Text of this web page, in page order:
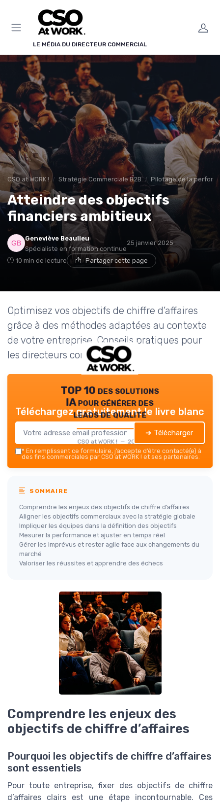
LE MÉDIA DU DIRECTEUR COMMERCIAL
CSO at WORK ! Stratégie Commerciale B2B Pilotage de la
Atteindre des objectifs
financiers ambitieux
Geneviève Beaulieu
Spécialiste en formation continue
25 janvier 2025
10 min de lecture Partager cette page
Optimisez vos objectifs de chiffre d’affaires
grâce à des méthodes adaptées au contexte
de votre entreprise. Conseils pratiques pour
les directeurs commerciaux.
TOP 10 des solutions
IA pour générer des
leads de qualité
CSO at WORK ! — 2026
Téléchargez gratuitement le livre blanc
➔ Télécharger
* En remplissant ce formulaire, j’accepte d’être contacté(e) à
des fins commerciales par CSO at WORK ! et ses partenaires.
SOMMAIRE
Comprendre les enjeux des objectifs de chiffre d’affaires
Aligner les objectifs commerciaux avec la stratégie globale
Impliquer les équipes dans la définition des objectifs
Mesurer la performance et ajuster en temps réel
Gérer les imprévus et rester agile face aux changements du
marché
Valoriser les réussites et apprendre des échecs
Comprendre les enjeux des
objectifs de chiffre d’affaires
Pourquoi les objectifs de chiffre d’affaires
sont essentiels
Pour toute entreprise, fixer des objectifs de chiffre
d’affaires clairs est une étape incontournable. Ces